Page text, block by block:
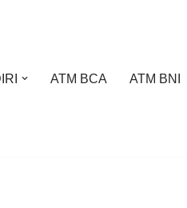
ATM BCA ATM BNI